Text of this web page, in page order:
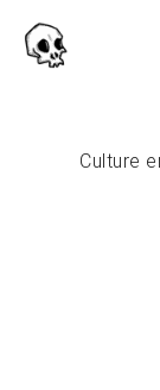
Culture